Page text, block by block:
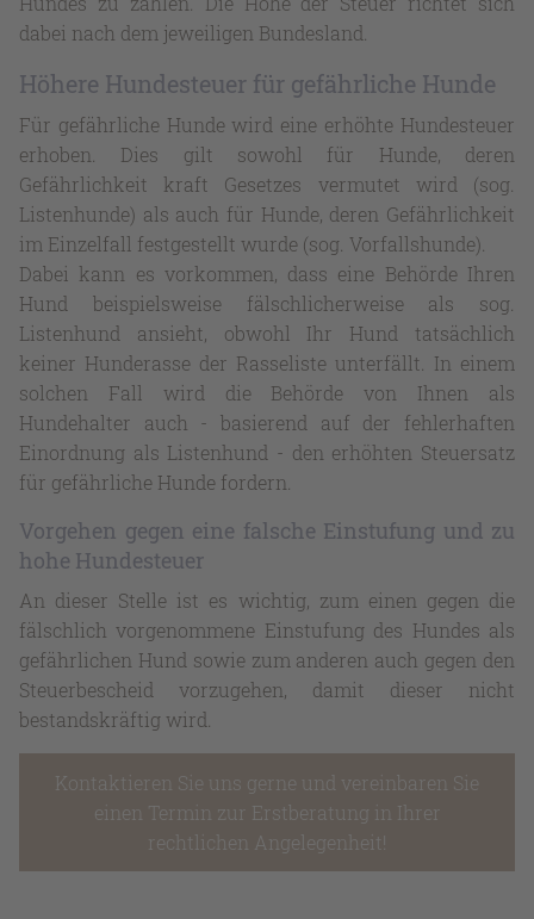
dabei nach dem jeweiligen Bundesland.
Höhere Hundesteuer für gefährliche Hunde
Für gefährliche Hunde wird eine erhöhte Hundesteuer
erhoben. Dies gilt sowohl für Hunde, deren
Gefährlichkeit kraft Gesetzes vermutet wird (sog.
Listenhunde) als auch für Hunde, deren Gefährlichkeit
im Einzelfall festgestellt wurde (sog. Vorfallshunde).
Dabei kann es vorkommen, dass eine Behörde Ihren
Hund beispielsweise fälschlicherweise als sog.
Listenhund ansieht, obwohl Ihr Hund tatsächlich
keiner Hunderasse der Rasseliste unterfällt. In einem
solchen Fall wird die Behörde von Ihnen als
Hundehalter auch - basierend auf der fehlerhaften
Einordnung als Listenhund - den erhöhten Steuersatz
für gefährliche Hunde fordern.
Vorgehen gegen eine falsche Einstufung und zu
hohe Hundesteuer
An dieser Stelle ist es wichtig, zum einen gegen die
fälschlich vorgenommene Einstufung des Hundes als
gefährlichen Hund sowie zum anderen auch gegen den
Steuerbescheid vorzugehen, damit dieser nicht
bestandskräftig wird.
Kontaktieren Sie uns gerne und vereinbaren Sie
einen Termin zur Erstberatung in Ihrer
rechtlichen Angelegenheit!